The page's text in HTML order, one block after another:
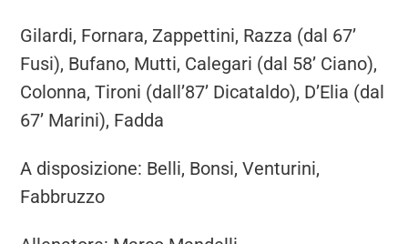
Gilardi, Fornara, Zappettini, Razza (dal 67’
Fusi), Bufano, Mutti, Calegari (dal 58’ Ciano),
Colonna, Tironi (dall’87’ Dicataldo), D’Elia (dal
67’ Marini), Fadda
A disposizione: Belli, Bonsi, Venturini,
Fabbruzzo